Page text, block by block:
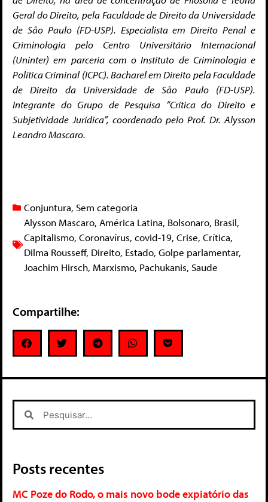
Geral do Direito, pela Faculdade de Direito da Universidade
de São Paulo (FD-USP). Especialista em Direito Penal e
Criminologia pelo Centro Universitário Internacional
(Uninter) em parceria com o Instituto de Criminologia e
Política Criminal (ICPC). Bacharel em Direito pela Faculdade
de Direito da Universidade de São Paulo (FD-USP).
Integrante do Grupo de Pesquisa “Crítica do Direito e
Subjetividade Jurídica”, coordenado pelo Prof. Dr. Alysson
Leandro Mascaro.
Conjuntura, Sem categoria
Alysson Mascaro, América Latina, Bolsonaro, Brasil,
Capitalismo, Coronavírus, covid-19, Crise, Crítica,
Dilma Rousseff, Direito, Estado, Golpe parlamentar,
Joachim Hirsch, Marxismo, Pachukanis, Saude
Compartilhe:
Posts recentes
MC Poze do Rodo, o mais novo bode expiatório das